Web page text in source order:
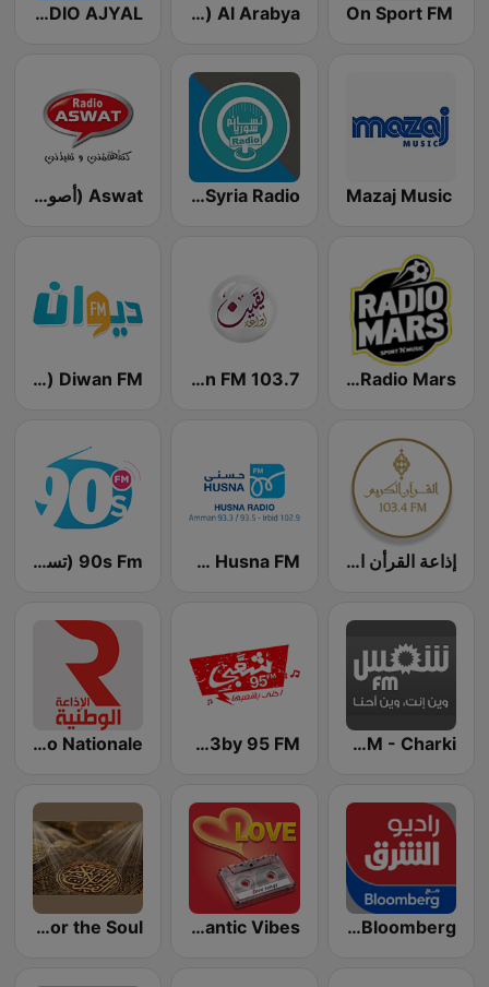
On Sport FM Al Arabya (العربية FM) RADIO AJYAL راديو أجيال
Mazaj Music Nasaem Syria Radio - راديو نسائم سوريا Aswat (أصوات)
Radio Mars (راديو مرس) Yaqeen FM 103.7 (يقين) Diwan FM (ديوان إف إم)
إذاعة القرأن الكريم Husna FM (حسنى) 90s Fm (تسعينات اف ام)
Shems FM - Charki (شمس أف أم) Sha3by 95 FM Radio Nationale (الإذاعة الوطنية)
Asharq Radio with Bloomberg
Romantic Vibes
Quran for the Soul